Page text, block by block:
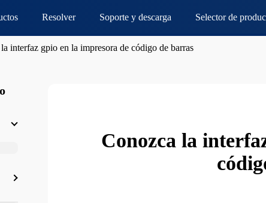
Resolver Soporte y descarga Selector de
interfaz gpio en la impresora de código de barras
Conozca la